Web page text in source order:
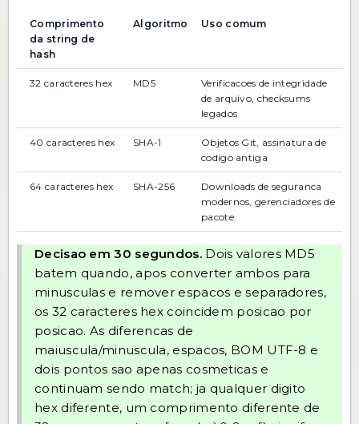
Comprimento
da string de
hash
Algoritmo Uso comum
32 caracteres hex MD5
Verificacoes de integridade
de arquivo, checksums
legados
40 caracteres hex SHA-1
Objetos Git, assinatura de
codigo antiga
64 caracteres hex SHA-256
Downloads de seguranca
modernos, gerenciadores de
pacote
Decisao em 30 segundos.Dois valores MD5
batem quando, apos converter ambos para
minusculas e remover espacos e separadores,
os 32 caracteres hex coincidem posicao por
posicao. As diferencas de
maiuscula/minuscula, espacos, BOM UTF-8 e
dois pontos sao apenas cosmeticas e
continuam sendo match; ja qualquer digito
hex diferente, um comprimento diferente de